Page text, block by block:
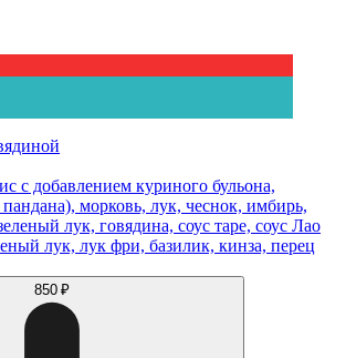
с добавлением куриного бульона,
морковь, лук, чеснок, имбирь,
лук, говядина, соус таре, соус Лао
лук, лук фри, базилик, кинза, перец
850 ₽